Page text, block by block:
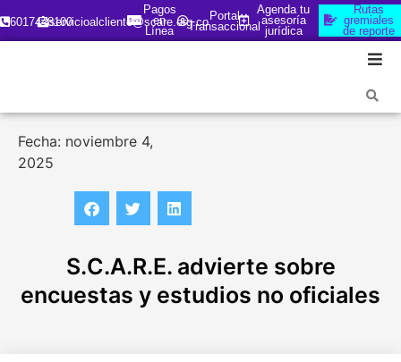
6017448100servicioalcliente@scare.org.co
Pagos
en
Línea
Portal
Transaccional
Agenda tu
asesoría
jurídica
Rutas
gremiales
de reporte
Fecha: noviembre 4,
2025
S.C.A.R.E. advierte sobre
encuestas y estudios no oficiales